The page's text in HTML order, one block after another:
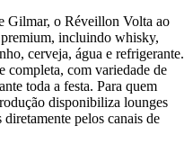
Gilmar, o Réveillon Volta ao
incluindo whisky,
cerveja, água e refrigerante.
completa, com variedade de
toda a festa. Para quem
disponibiliza lounges
pelos canais de